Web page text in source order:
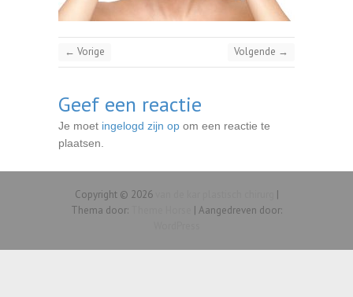
← Vorige Volgende →
Geef een reactie
Je moet ingelogd zijn op om een reactie te
plaatsen.
Copyright © 2026
|
Thema door:
| Aangedreven door: